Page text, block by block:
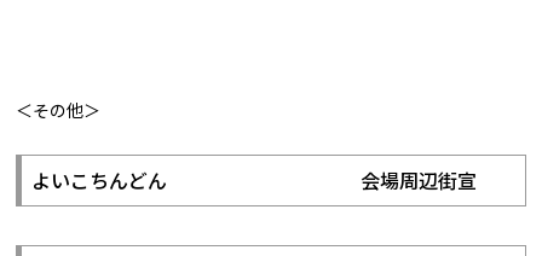
＜その他＞
よいこちんどん 会場周辺街宣